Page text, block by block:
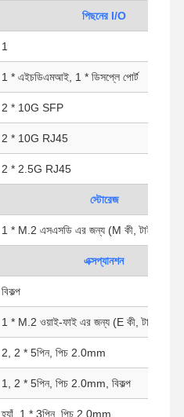
আমাদের সম্পর্কে কারখানা ভ্রমণ
পিছনের I/O
1
1 * এইচডিএমআই, 1 * ডিসপ্লে পোর্ট
2 * 10G SFP
2 * 10G RJ45
2 * 2.5G RJ45
স্টোরেজ
1 * M.2 এসএসডি এর জন্য (M কী, টাইপ:
এক্সপ্যানশন
বিকল্প
1 * M.2 ওয়াই-ফাই এর জন্য (E কী, টাইপ:
2, 2 * 5পিন, পিচ 2.0mm
1, 2 * 5পিন, পিচ 2.0mm, বিকল্প
হ্যাঁ, 1 * 3পিন, পিচ 2.0mm